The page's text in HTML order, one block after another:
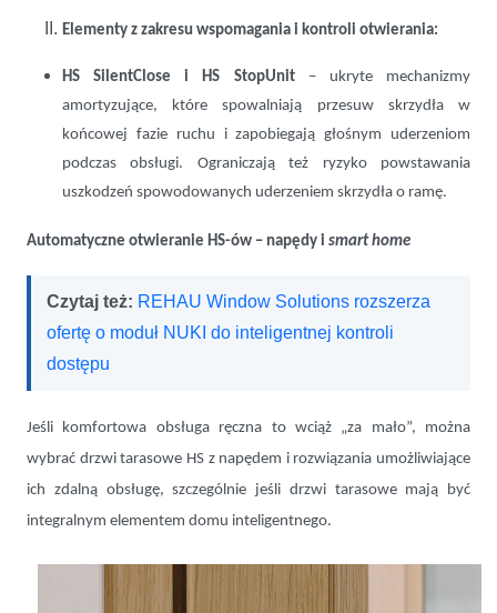
Elementy z zakresu wspomagania i kontroli otwierania:
HS SilentClose i HS StopUnit– ukryte mechanizmy
amortyzujące, które spowalniają przesuw skrzydła w
końcowej fazie ruchu i zapobiegają głośnym uderzeniom
podczas obsługi. Ograniczają też ryzyko powstawania
uszkodzeń spowodowanych uderzeniem skrzydła o ramę.
Automatyczne otwieranie HS-ów – napędy i smart home
Czytaj też: REHAU Window Solutions rozszerza
ofertę o moduł NUKI do inteligentnej kontroli
dostępu
Jeśli komfortowa obsługa ręczna to wciąż „za mało”, można
wybrać drzwi tarasowe HS z napędem i rozwiązania umożliwiające
ich zdalną obsługę, szczególnie jeśli drzwi tarasowe mają być
integralnym elementem domu inteligentnego.